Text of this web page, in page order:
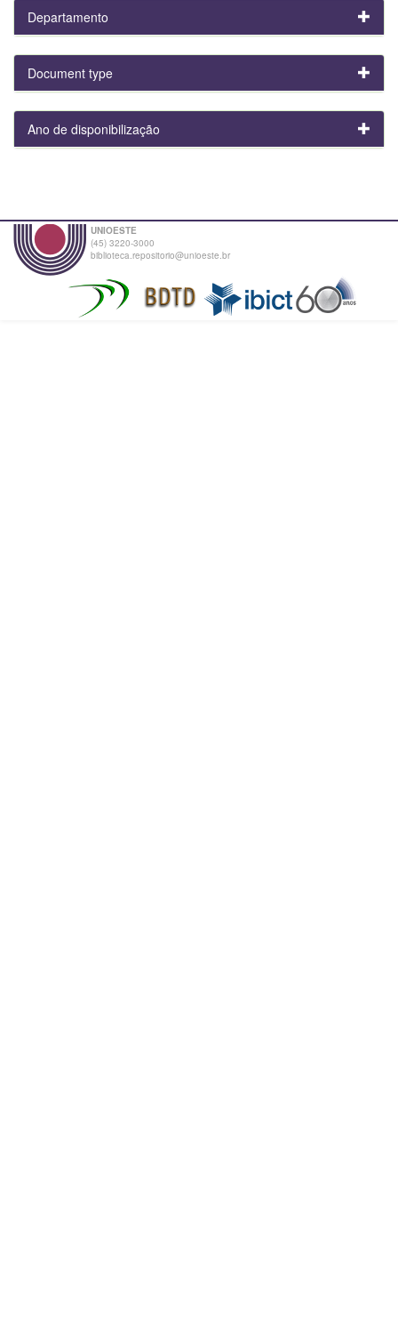
Departamento
Document type
Ano de disponibilização
UNIOESTE
(45) 3220-3000
biblioteca.repositorio@unioeste.br